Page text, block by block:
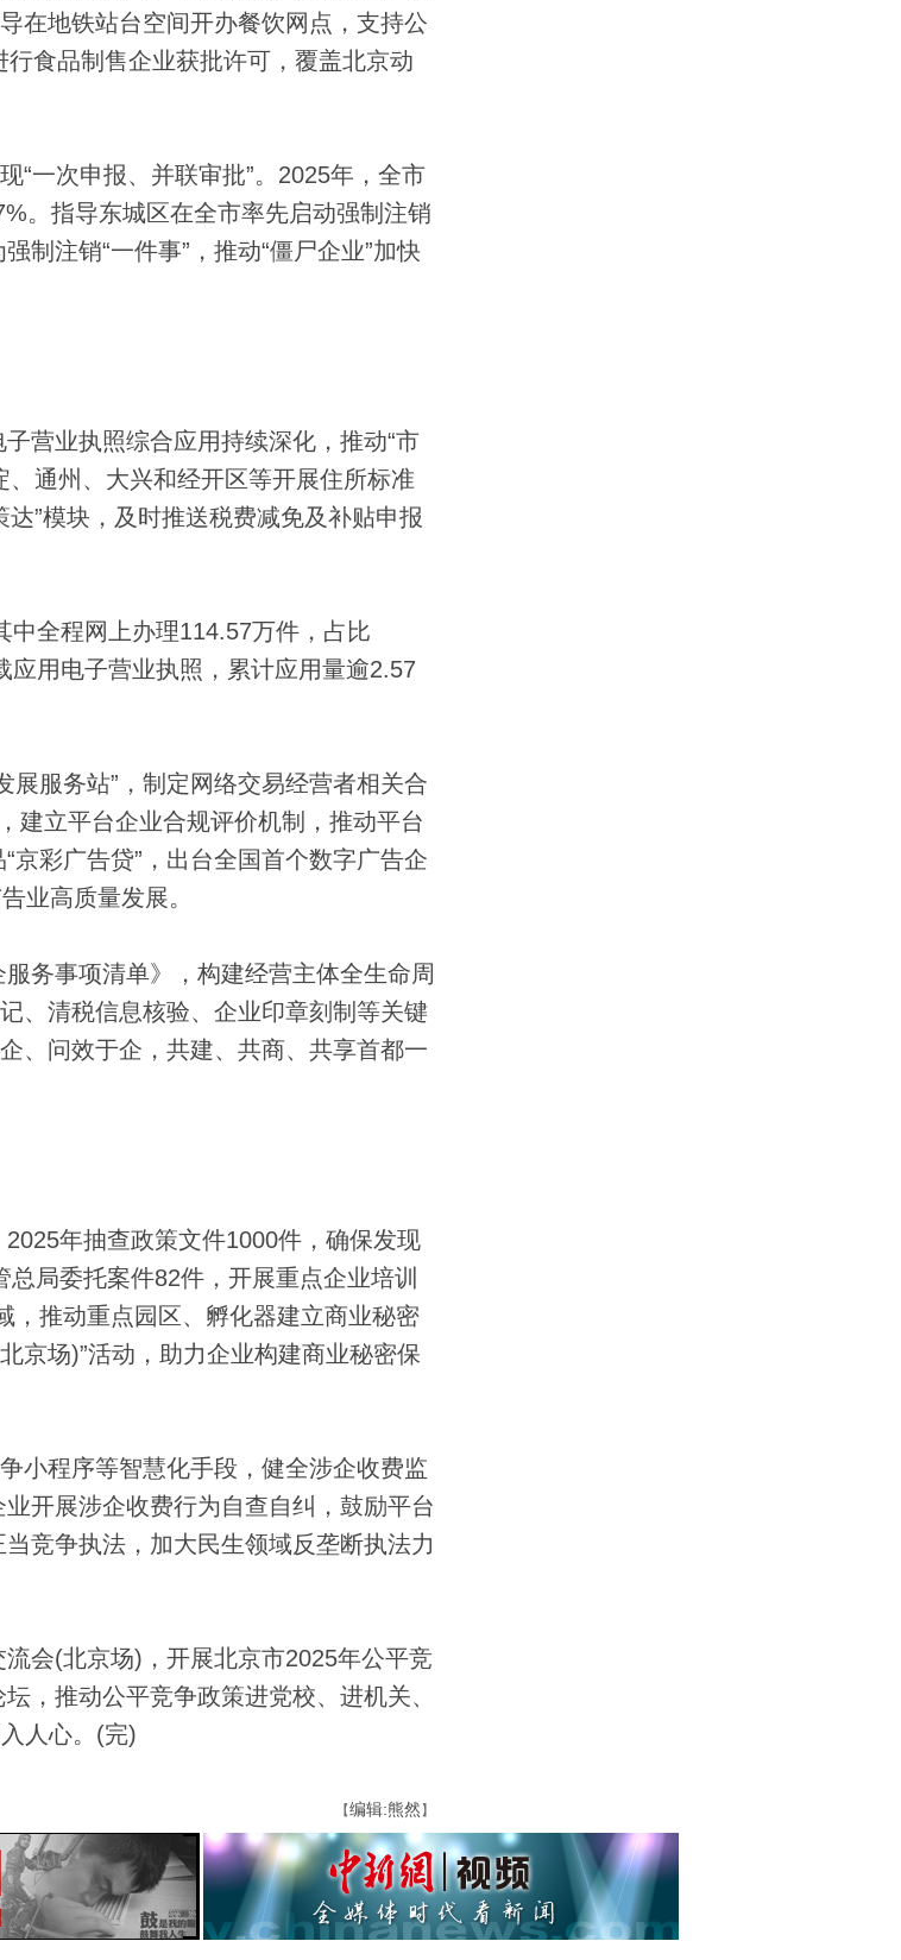
在地铁站台空间开办餐饮网点，支持公
食品制售企业获批许可，覆盖北京动
一次申报、并联审批”。2025年，全市
。指导东城区在全市率先启动强制注销
制注销“一件事”，推动“僵尸企业”加快
业执照综合应用持续深化，推动“市
通州、大兴和经开区等开展住所标准
”模块，及时推送税费减免及补贴申报
全程网上办理114.57万件，占比
用电子营业执照，累计应用量逾2.57
服务站”，制定网络交易经营者相关合
建立平台企业合规评价机制，推动平台
彩广告贷”，出台全国首个数字广告企
业高质量发展。
务事项清单》，构建经营主体全生命周
、清税信息核验、企业印章刻制等关键
、问效于企，共建、共商、共享首都一
年抽查政策文件1000件，确保发现
局委托案件82件，开展重点企业培训
，推动重点园区、孵化器建立商业秘密
京场)”活动，助力企业构建商业秘密保
程序等智慧化手段，健全涉企收费监
开展涉企收费行为自查自纠，鼓励平台
竞争执法，加大民生领域反垄断执法力
会(北京场)，开展北京市2025年公平竞
，推动公平竞争政策进党校、进机关、
人心。(完)
【编辑:熊然 】